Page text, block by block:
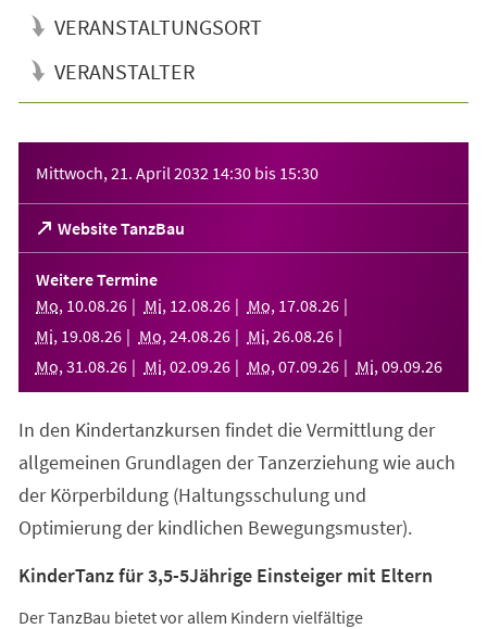
VERANSTALTUNGSORT
VERANSTALTER
Mittwoch, 21. April 2032 14:30 bis 15:30
Website TanzBau
(Öffnet
in
einem
neuen
Tab)
Weitere Termine
Mo, 10.08.26 Mi, 12.08.26 Mo, 17.08.26
Mi, 19.08.26 Mo, 24.08.26 Mi, 26.08.26
Mo, 31 .08.26 Mi, 02.09.26 Mo, 07.09.26 Mi, 09.09.26
In den Kindertanzkursen findet die Vermittlung der
allgemeinen Grundlagen der Tanzerziehung wie auch
der Körperbildung (Haltungsschulung und
Optimierung der kindlichen Bewegungsmuster).
KinderTanz für 3,5-5Jährige Einsteiger mit Eltern
Der TanzBau bietet vor allem Kindern vielfältige